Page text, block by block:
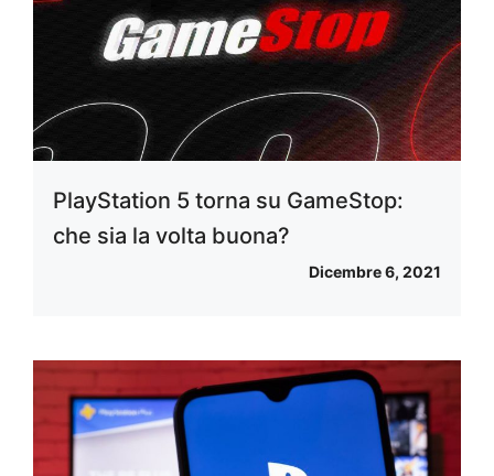
PlayStation 5 torna su GameStop:
che sia la volta buona?
Dicembre 6, 2021